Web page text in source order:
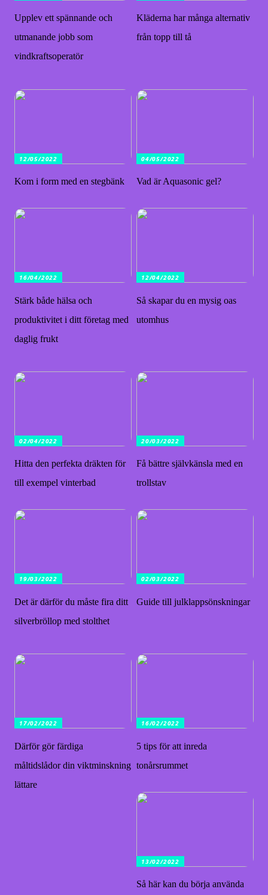
Upplev ett spännande och
utmanande jobb som
vindkraftsoperatör
Kläderna har många alternativ
från topp till tå
12/05/2022
Kom i form med en stegbänk
04/05/2022
Vad är Aquasonic gel?
16/04/2022
Stärk både hälsa och
produktivitet i ditt företag med
daglig frukt
12/04/2022
Så skapar du en mysig oas
utomhus
02/04/2022
Hitta den perfekta dräkten för
till exempel vinterbad
20/03/2022
Få bättre självkänsla med en
trollstav
19/03/2022
Det är därför du måste fira ditt
silverbröllop med stolthet
02/03/2022
Guide till julklappsönskningar
17/02/2022
Därför gör färdiga
måltidslådor din viktminskning
lättare
16/02/2022
5 tips för att inreda
tonårsrummet
13/02/2022
Så här kan du börja använda